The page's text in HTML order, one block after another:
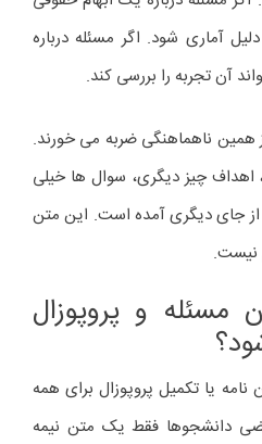
آماری شود. اگر مسئله درباره
آن تجربه را بررسی کند.
همین ناهماهنگی ضربه می خورند.
چیز دیگری، سوال ها خیلی
جای دیگری آمده است. این متن
نیست.
مسئله و پروپوزال
نامه یا تکمیل پروپوزال برای همه
دانشجوها فقط یک متن نیمه